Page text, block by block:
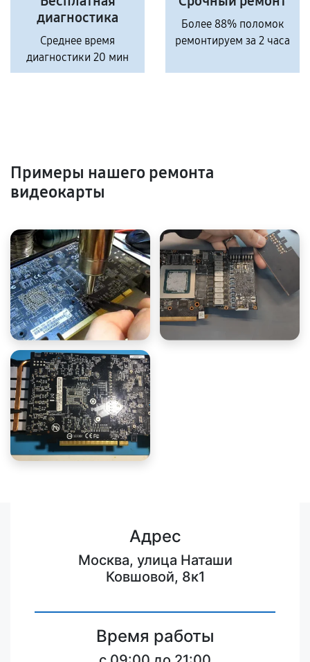
диагностика
Среднее время
диагностики 20 мин
Более 88% поломок
ремонтируем за 2 часа
Примеры нашего ремонта
видеокарты
Адрес
Москва, улица Наташи
Ковшовой, 8к1
Время работы